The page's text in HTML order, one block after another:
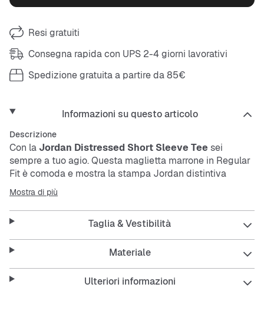
Resi gratuiti
Consegna rapida con UPS 2-4 giorni lavorativi
Spedizione gratuita a partire da 85€
Informazioni su questo articolo
Descrizione
Con la Jordan Distressed Short Sleeve Tee sei
sempre a tuo agio. Questa maglietta marrone in Regular
Fit è comoda e mostra la stampa Jordan distintiva
davanti e dietro. Maniche corte, traspirante e facile da
curare – perfetta per un look rilassato.
Mostra di più
Taglia & Vestibilità
Materiale
Ulteriori informazioni